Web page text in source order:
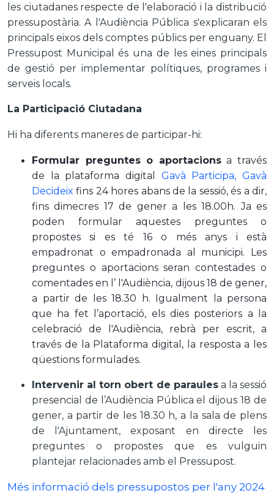
les ciutadanes respecte de l'elaboració i la distribució
pressupostària. A l'Audiència Pública s'explicaran els
principals eixos dels comptes públics per enguany. El
Pressupost Municipal és una de les eines principals
de gestió per implementar polítiques, programes i
serveis locals.
La Participació Ciutadana
Hi ha diferents maneres de participar-hi:
Formular preguntes o aportacionsa través
de la plataforma digital Gavà Participa, Gavà
Decideix fins 24 hores abans de la sessió, és a dir,
fins dimecres 17 de gener a les 18.00h. Ja es
poden formular aquestes preguntes o
propostes si es té 16 o més anys i està
empadronat o empadronada al municipi. Les
preguntes o aportacions seran contestades o
comentades en l’ l'Audiència, dijous 18 de gener,
a partir de les 18.30 h. Igualment la persona
que ha fet l’aportació, els dies posteriors a la
celebració de l'Audiència, rebrà per escrit, a
través de la Plataforma digital, la resposta a les
qüestions formulades.
Intervenir al torn obert de paraulesa la sessió
presencial de l’Audiència Pública el dijous 18 de
gener, a partir de les 18.30 h, a la sala de plens
de l'Ajuntament, exposant en directe les
preguntes o propostes que es vulguin
plantejar relacionades amb el Pressupost.
Més informació dels pressupostos per l'any 2024